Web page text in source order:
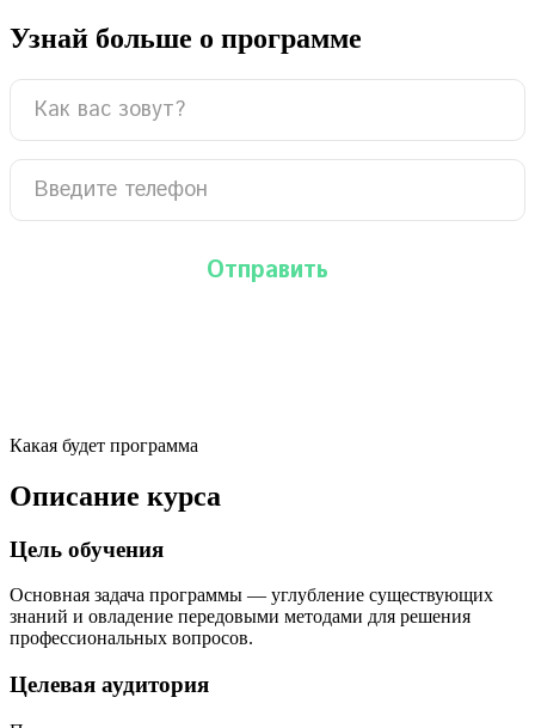
Узнай больше о программе
Какая будет программа
Описание курса
Цель обучения
Основная задача программы — углубление существующих
знаний и овладение передовыми методами для решения
профессиональных вопросов.
Целевая аудитория